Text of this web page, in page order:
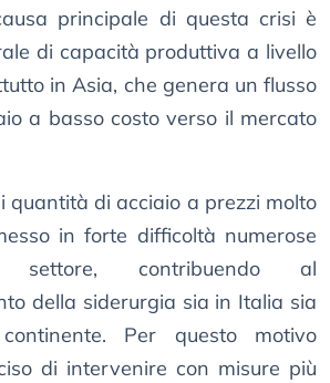
principale di questa crisi è
di capacità produttiva a livello
in Asia, che genera un flusso
a basso costo verso il mercato
quantità di acciaio a prezzi molto
in forte difficoltà numerose
contribuendo al
della siderurgia sia in Italia sia
Per questo motivo
di intervenire con misure più